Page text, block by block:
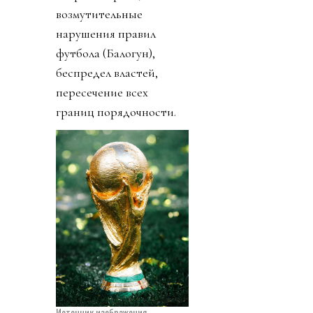
возмутительные
нарушения правил
футбола (Балогун),
беспредел властей,
пересечение всех
границ порядочности.